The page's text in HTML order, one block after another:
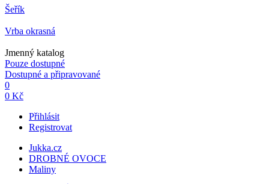
Šeřík
Vrba okrasná
Jmenný katalog
Pouze dostupné
Dostupné a připravované
0
0 Kč
Přihlásit
Registrovat
Jukka.cz
DROBNÉ OVOCE
Maliny